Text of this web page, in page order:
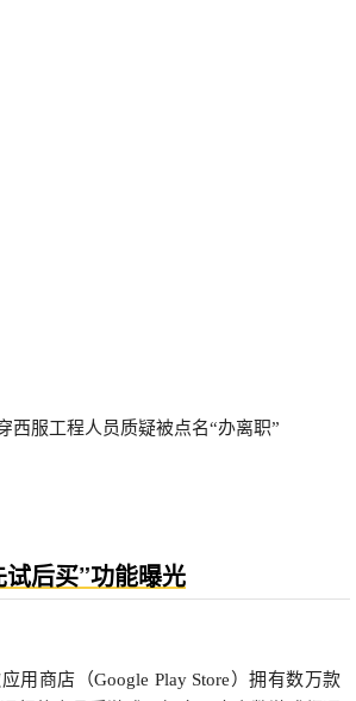
西服工程人员质疑被点名“办离职”
后买”功能曝光
用商店（Google Play Store）拥有数万款